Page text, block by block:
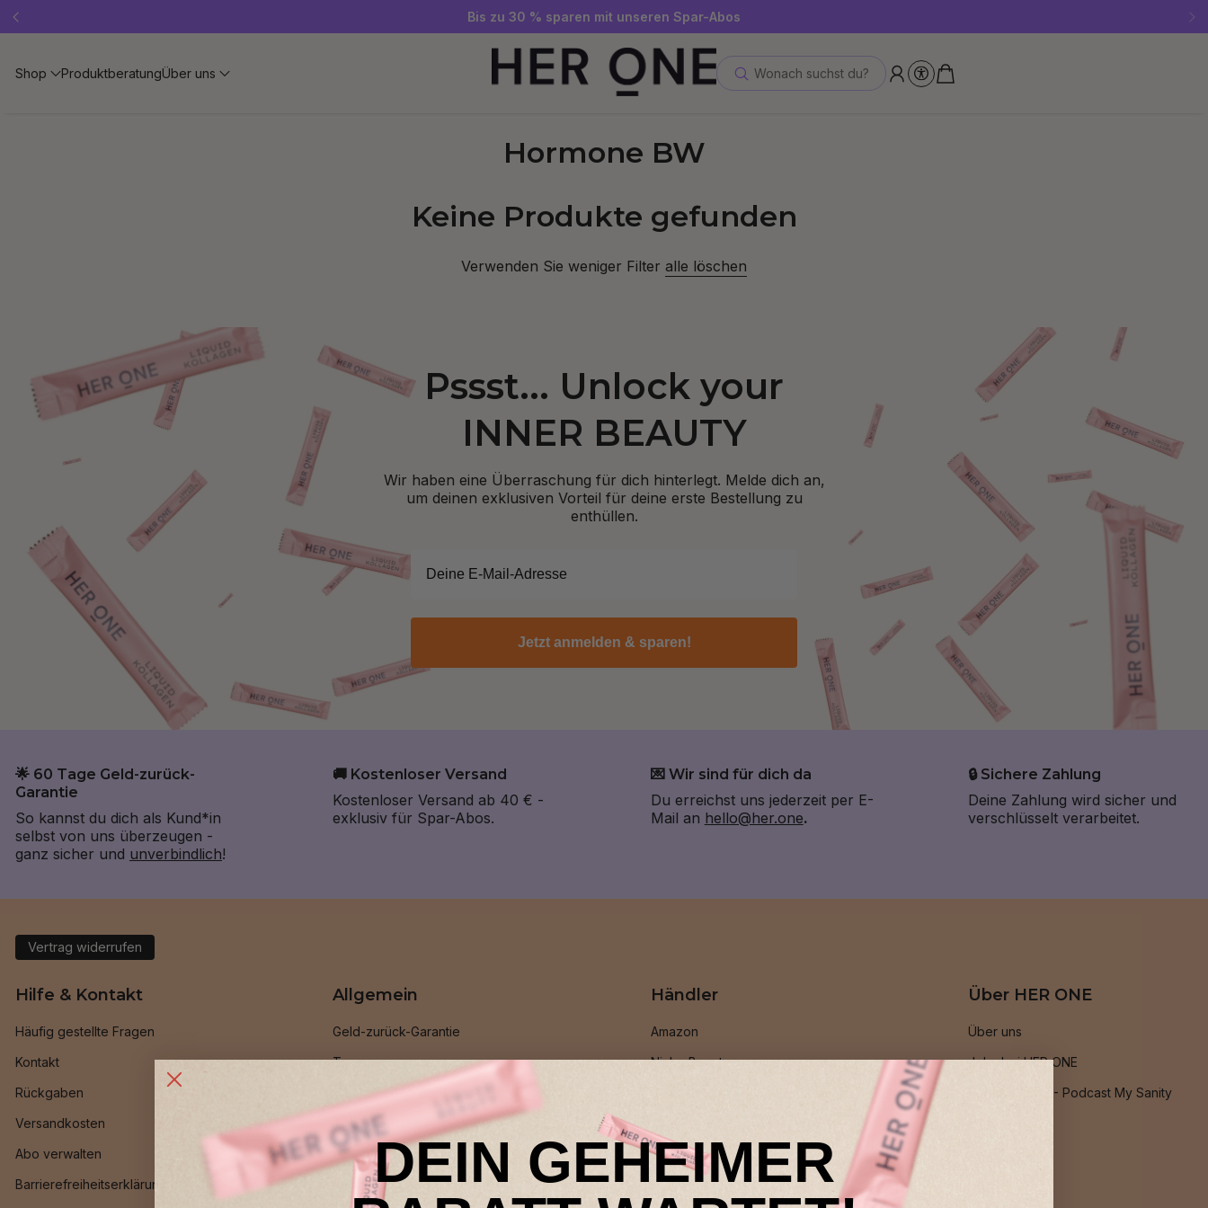
Gratis SLEEP WELL ab 69 € MBW - nur solange der Vorrat reicht!
Jetzt Newsletter abonnieren und 10 €-Gutschein sichern
Bis zu 30 % sparen mit unseren Spar-Abos
Shop ProduktberatungÜber uns Wonach suchst du?
Hormone BW
Keine Produkte gefunden
Verwenden Sie weniger Filter alle löschen
Pssst... Unlock your
INNER BEAUTY
Wir haben eine Überraschung für dich hinterlegt. Melde dich an,
um deinen exklusiven Vorteil für deine erste Bestellung zu
enthüllen.
Jetzt anmelden & sparen!
🌟 60 Tage Geld-zurück-
Garantie
So kannst du dich als Kund*in
selbst von uns überzeugen -
ganz sicher und unverbindlich!
🚚 Kostenloser Versand
Kostenloser Versand ab 40 € -
exklusiv für Spar-Abos.
💌 Wir sind für dich da
Du erreichst uns jederzeit per E-
Mail an hello@her.one.
🔒 Sichere Zahlung
Deine Zahlung wird sicher und
verschlüsselt verarbeitet.
Vertrag widerrufen
Hilfe & Kontakt
Häufig gestellte Fragen
Kontakt
Rückgaben
Versandkosten
Abo verwalten
Barrierefreiheitserklärung
Allgemein
Geld-zurück-Garantie
Treueprogramm
Freund*innen werben
INNER BEAUTY All in One
HER ONE Bestseller
Ambassador Programm
Händler
Amazon
Niche Beauty
Über HER ONE
Über uns
Jobs bei HER ONE
Podcast: PMS - Podcast My Sanity
DEIN GEHEIMER